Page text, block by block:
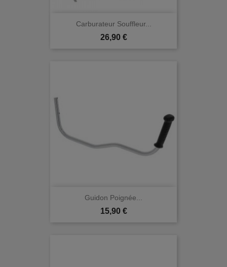
Carburateur Souffleur...
Prix
26,90 €
Guidon Poignée...
Prix
15,90 €